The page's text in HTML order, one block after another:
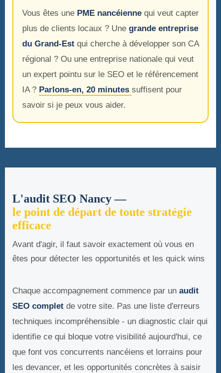
Vous êtes une PME nancéiennequi veut capter
plus de clients locaux ? Une grande entreprise
du Grand-Estqui cherche à développer son CA
régional ? Ou une entreprise nationale qui veut
un expert pointu sur le SEO et le référencement
IA ? Parlons-en, 20 minutes suffisent pour
savoir si je peux vous aider.
L'audit SEO Nancy —
le point de départ de toute stratégie
efficace
Avant d'agir, il faut savoir exactement où vous en
êtes pour détecter les opportunités et les quick wins
Chaque accompagnement commence par un audit
SEO complet de votre site. Pas une liste d'erreurs
techniques incompréhensible - un diagnostic clair qui
identifie ce qui bloque votre visibilité aujourd'hui, ce
que font vos concurrents nancéiens et lorrains pour
les devancer, et les opportunités concrètes à saisir